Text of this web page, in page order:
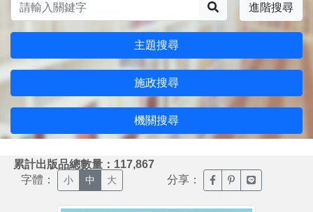
進階搜尋
主題搜尋
施政搜尋
機關搜尋
累計出版品總數量：117,867
字體： 小 中 大 分享： 臉書分享(另開新視窗)
噗浪分享(另開新
Line分享(另